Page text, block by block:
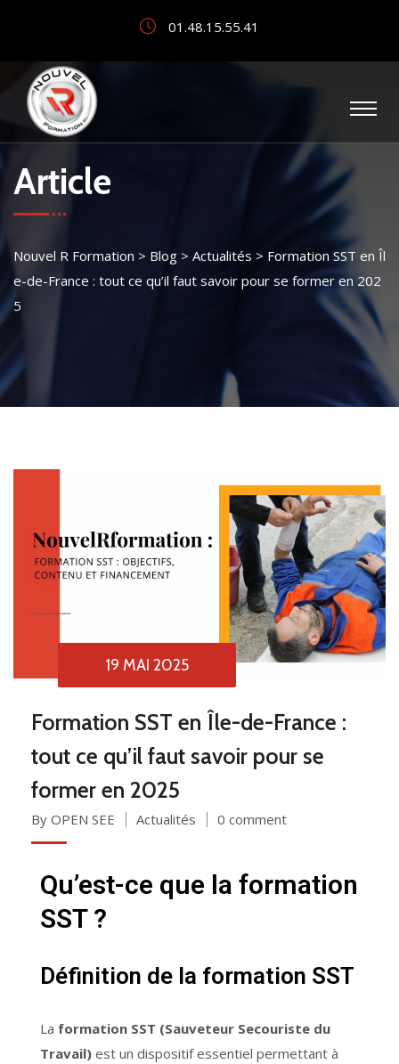
01.48.15.55.41
Article
Nouvel R Formation > Blog > Actualités > Formation SST en Îl
e-de-France : tout ce qu’il faut savoir pour se former en 202
5
19 MAI 2025
Formation SST en Île-de-France :
tout ce qu’il faut savoir pour se
former en 2025
By OPEN SEE Actualités 0 comment
Qu’est-ce que la formation
SST ?
Définition de la formation SST
La formation SST (Sauveteur Secouriste du
Travail) est un dispositif essentiel permettant à